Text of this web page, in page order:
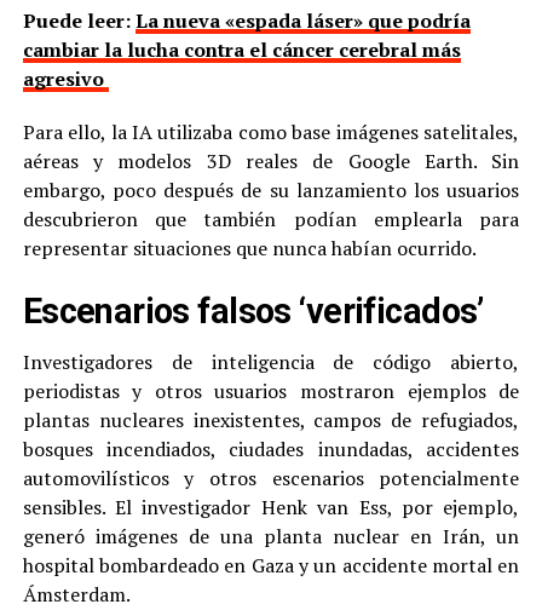
Puede leer:La nueva «espada láser» que podría
cambiar la lucha contra el cáncer cerebral más
agresivo
Para ello, la IA utilizaba como base imágenes satelitales,
aéreas y modelos 3D reales de Google Earth. Sin
embargo, poco después de su lanzamiento los usuarios
descubrieron que también podían emplearla para
representar situaciones que nunca habían ocurrido.
Escenarios falsos ‘verificados’
Investigadores de inteligencia de código abierto,
periodistas y otros usuarios mostraron ejemplos de
plantas nucleares inexistentes, campos de refugiados,
bosques incendiados, ciudades inundadas, accidentes
automovilísticos y otros escenarios potencialmente
sensibles. El investigador Henk van Ess, por ejemplo,
generó imágenes de una planta nuclear en Irán, un
hospital bombardeado en Gaza y un accidente mortal en
Ámsterdam.